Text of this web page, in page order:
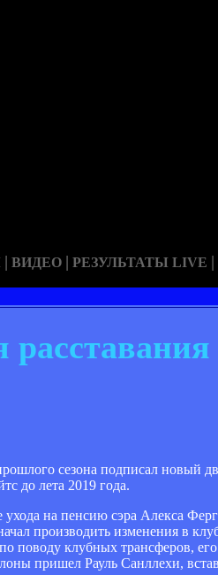
| ВИДЕО | РЕЗУЛЬТАТЫ LIVE |
сезона подписал новый
до лета 2019 года.
на пенсию сэра Алекса
производить изменения в
поводу клубных трансферов,
пришел Рауль Санллехи,